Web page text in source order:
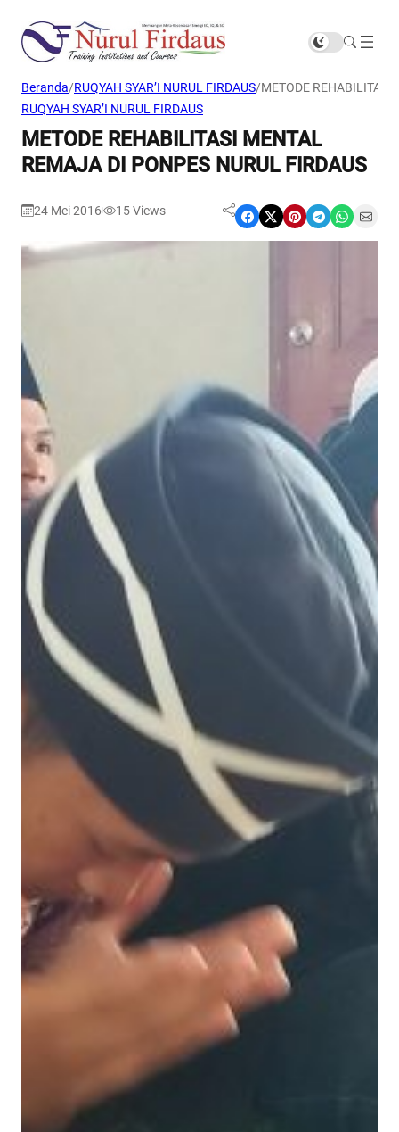
Beranda/RUQYAH SYAR’I NURUL FIRDAUS/METODE REHABILITASI
RUQYAH SYAR’I NURUL FIRDAUS
METODE REHABILITASI MENTAL
REMAJA DI PONPES NURUL FIRDAUS
24 Mei 2016 15Views Share on Facebook Share on X Share on Pinterest Share on Telegram Share on WhatsApp Share on Email